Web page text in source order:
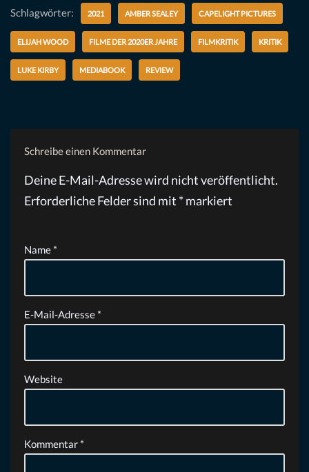
Schlagwörter: 2021 AMBER SEALEY CAPELIGHT PICTURES
ELIJAH WOOD FILME DER 2020ER JAHRE FILMKRITIK KRITIK
LUKE KIRBY MEDIABOOK REVIEW
Schreibe einen Kommentar
Deine E-Mail-Adresse wird nicht veröffentlicht.
Erforderliche Felder sind mit * markiert
Name *
E-Mail-Adresse *
Website
Kommentar *